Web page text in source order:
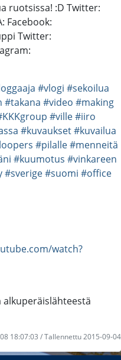
ruotsissa! :D Twitter:
Facebook:
Twitter:
#vlogi #sekoilua
#takana #video #making
#ville#iiro
#kuvaukset#kuvailua
#pilalle#menneitä
#kuumotus #vinkareen
#sverige#suomi #office
watch?
18:07:03 / Tallennettu 2015-09-04